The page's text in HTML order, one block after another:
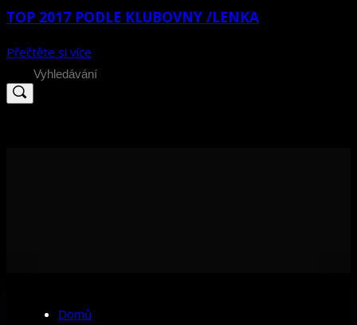
TOP 2017 PODLE KLUBOVNY /LENKA
Přečtěte si více
Search
for:
Domů